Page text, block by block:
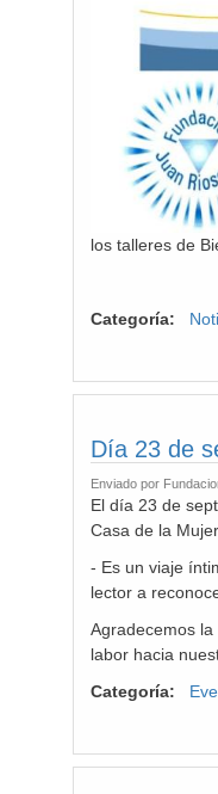
los talleres de
Categoría:
Día 23 de
Enviado por
El día 23 de
Casa de la
- Es un viaje
lector a
Agradecemos
labor hacia
Categoría: